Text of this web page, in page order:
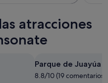
atracciones
Parque de Juayúa
8.8/10 (19 comentarios)